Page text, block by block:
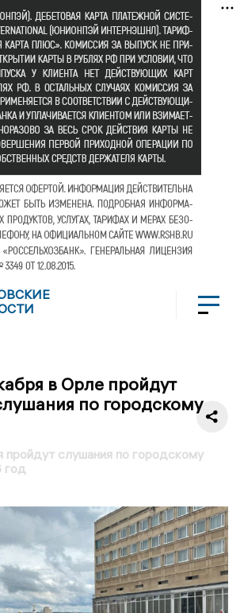
в Орле пройдут
по городскому
слушания по городскому
год